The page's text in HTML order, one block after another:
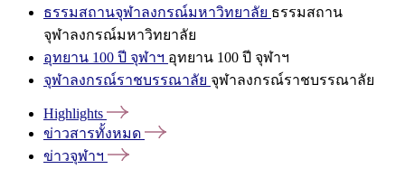
ธรรมสถานจุฬาลงกรณ์มหาวิทยาลัย ธรรมสถาน
จุฬาลงกรณ์มหาวิทยาลัย
อุทยาน 100 ปี จุฬาฯ อุทยาน 100 ปี จุฬาฯ
จุฬาลงกรณ์ราชบรรณาลัย จุฬาลงกรณ์ราชบรรณาลัย
Highlights
ข่าวสารทั้งหมด
ข่าวจุฬาฯ